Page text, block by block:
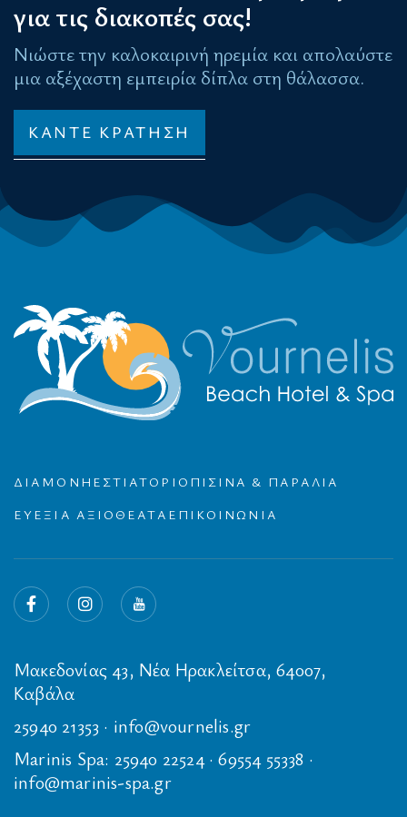
για τις διακοπές σας!
Νιώστε την καλοκαιρινή ηρεμία και απολαύστε
μια αξέχαστη εμπειρία δίπλα στη θάλασσα.
ΚΑΝΤΕ ΚΡΑΤΗΣΗ
ΔΙΑΜΟΝΗ ΕΣΤΙΑΤΟΡΙΟ ΠΙΣΙΝΑ & ΠΑΡΑΛΙΑ
ΕΥΕΞΙΑ ΑΞΙΟΘΕΑΤΑ ΕΠΙΚΟΙΝΩΝΙΑ
Μακεδονίας 43, Νέα Ηρακλείτσα, 64007,
Καβάλα
25940 21353 · info@vournelis.gr
Marinis Spa: 25940 22524·69554 55338 ·
info@marinis-spa.gr